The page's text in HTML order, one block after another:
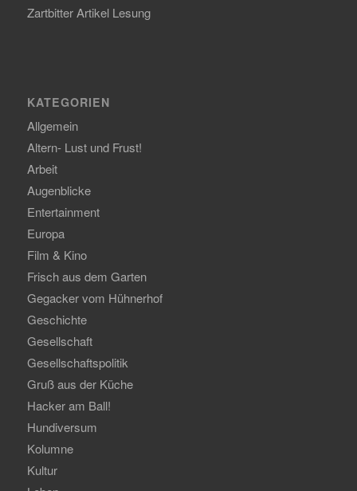
Zartbitter Artikel Lesung
KATEGORIEN
Allgemein
Altern- Lust und Frust!
Arbeit
Augenblicke
Entertainment
Europa
Film & Kino
Frisch aus dem Garten
Gegacker vom Hühnerhof
Geschichte
Gesellschaft
Gesellschaftspolitik
Gruß aus der Küche
Hacker am Ball!
Hundiversum
Kolumne
Kultur